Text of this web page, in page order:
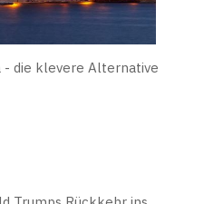
- die klevere Alternative